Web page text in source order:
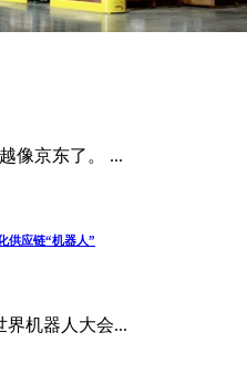
像京东了。 ...
供应链“机器人”
界机器人大会...